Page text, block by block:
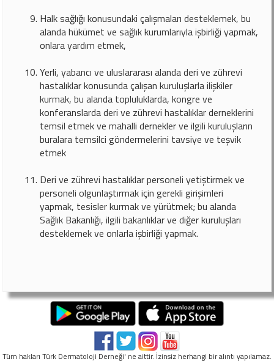
Halk sağlığı konusundaki çalışmaları desteklemek, bu
alanda hükümet ve sağlık kurumlarıyla işbirliği yapmak,
onlara yardım etmek,
Yerli, yabancı ve uluslararası alanda deri ve zührevi
hastalıklar konusunda çalışan kuruluşlarla ilişkiler
kurmak, bu alanda topluluklarda, kongre ve
konferanslarda deri ve zührevi hastalıklar derneklerini
temsil etmek ve mahalli dernekler ve ilgili kuruluşların
buralara temsilci göndermelerini tavsiye ve teşvik
etmek
Deri ve zührevi hastalıklar personeli yetiştirmek ve
personeli olgunlaştırmak için gerekli girişimleri
yapmak, tesisler kurmak ve yürütmek; bu alanda
Sağlık Bakanlığı, ilgili bakanlıklar ve diğer kuruluşları
desteklemek ve onlarla işbirliği yapmak.
Tüm hakları Türk Dermatoloji Derneği' ne aittir. İzinsiz herhangi bir alıntı yapılamaz.